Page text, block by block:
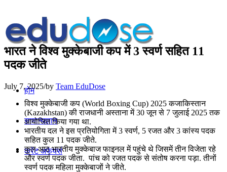
होम
सामान्यज्ञान
करेंट अफेयर्स
भारत ने विश्व मुक्केबाजी कप में 3 स्वर्ण सहित 11
पदक जीते
July 7, 2025/by Team EduDose
विश्व मुक्केबाजी कप (World Boxing Cup) 2025 कजाकिस्तान
(Kazakhstan) की राजधानी अस्ताना में 30 जून से 7 जुलाई 2025 तक
आयोजित किया गया था.
भारतीय दल ने इस प्रतियोगिता में 3 स्वर्ण, 5 रजत और 3 कांस्य पदक
सहित कुल 11 पदक जीते.
कुल आठ भारतीय मुक्केबाज फाइनल में पहुंचे थे जिसमें तीन विजेता रहे
और स्वर्ण पदक जीता. पांच को रजत पदक से संतोष करना पड़ा. तीनों
स्वर्ण पदक महिला मुक्केबाजों ने जीते.